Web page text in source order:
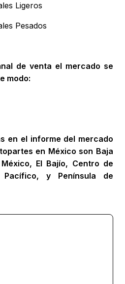
Ligeros
Pesados
de venta el mercado se
modo:
en el informe del mercado
en México son Baja
El Bajío, Centro de
y Península de